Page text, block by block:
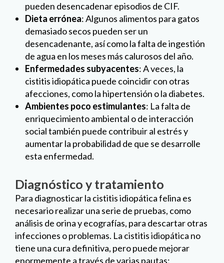
pueden desencadenar episodios de CIF.
Dieta errónea: Algunos alimentos para gatos
demasiado secos pueden ser un
desencadenante, así como la falta de ingestión
de agua en los meses más calurosos del año.
Enfermedades subyacentes: A veces, la
cistitis idiopática puede coincidir con otras
afecciones, como la hipertensión o la diabetes.
Ambientes poco estimulantes: La falta de
enriquecimiento ambiental o de interacción
social también puede contribuir al estrés y
aumentar la probabilidad de que se desarrolle
esta enfermedad.
Diagnóstico y tratamiento
Para diagnosticar la cistitis idiopática felina es
necesario realizar una serie de pruebas, como
análisis de orina y ecografías, para descartar otras
infecciones o problemas. La cistitis idiopática no
tiene una cura definitiva, pero puede mejorar
enormemente a través de varias pautas: